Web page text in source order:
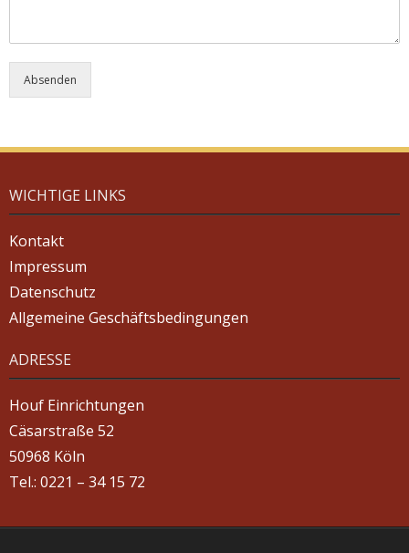
Absenden
WICHTIGE LINKS
Kontakt
Impressum
Datenschutz
Allgemeine Geschäftsbedingungen
ADRESSE
Houf Einrichtungen
Cäsarstraße 52
50968 Köln
Tel.: 0221 – 34 15 72